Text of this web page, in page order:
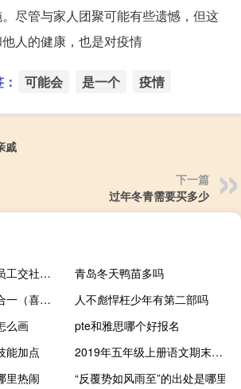
尽管与家人团聚可能有些遗憾，但这
人的健康，也是对疫情
可能会 是一个 疫情
戚
下一篇
过年冬青需要买多少
试用期公司必须给员工交社保吗
青岛冬天鸭苗多吗
喜多洗发沐浴露二合一（喜多沐浴露）
人不彪悍枉少年有第二部吗
么画
pte和雅思哪个好报名
能加点
2019年五年级上册语文期末试卷人教版答案
里热闹
“反覆势如风雨至”的出处是哪里